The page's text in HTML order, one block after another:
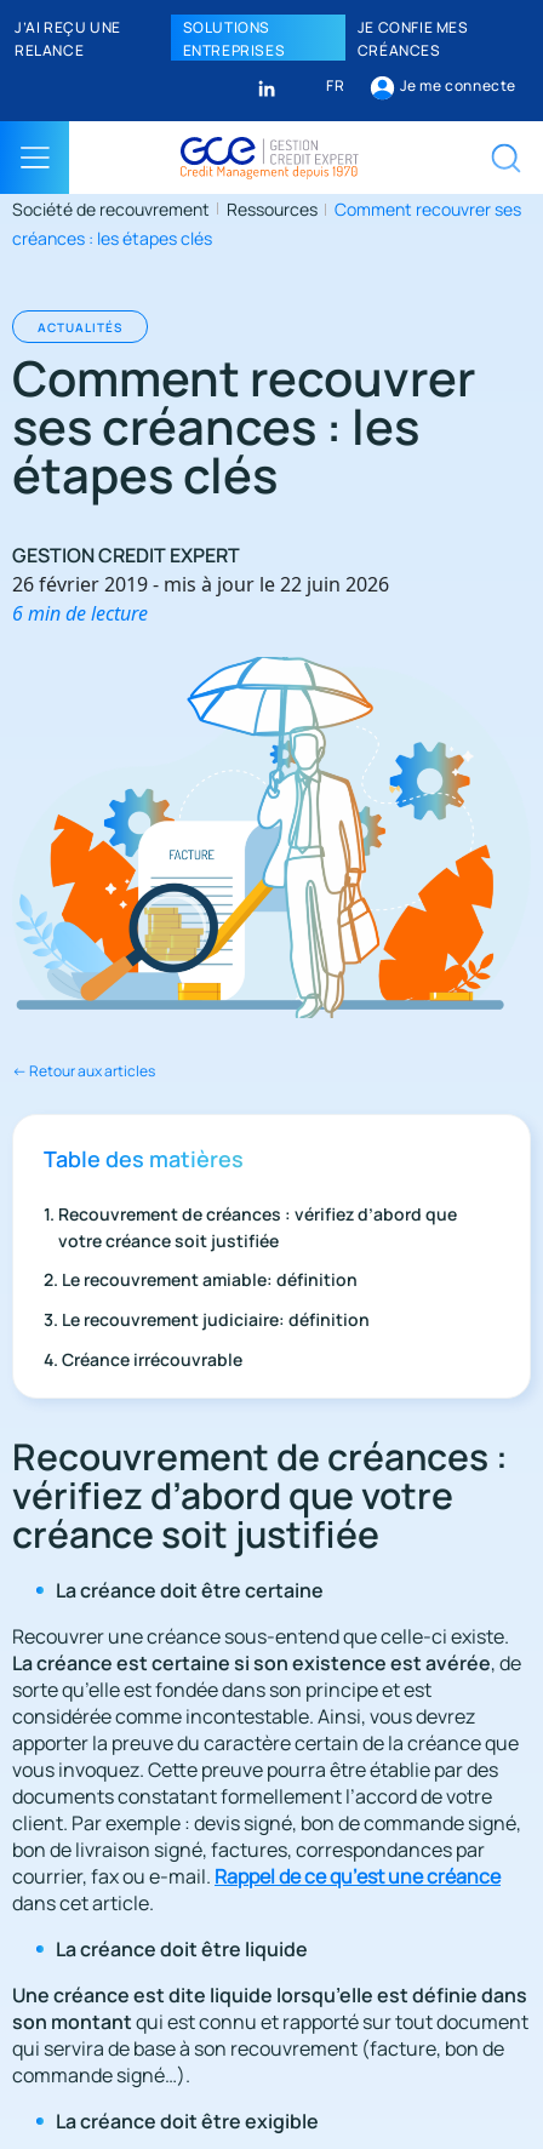
J’AI REÇU UNE
RELANCE
SOLUTIONS
ENTREPRISES
JE CONFIE MES
CRÉANCES
FR
Je me connecte
Société de recouvrement Ressources
Comment recouvrer ses
créances : les étapes clés
ACTUALITÉS
Comment recouvrer
ses créances : les
étapes clés
GESTION CREDIT EXPERT
26 février 2019 - mis à jour le 22 juin 2026
6 min de lecture
← Retour aux articles
Table des matières
Recouvrement de créances : vérifiez d’abord que
votre créance soit justifiée
Le recouvrement amiable: définition
Le recouvrement judiciaire: définition
Créance irrécouvrable
Recouvrement de créances :
vérifiez d’abord que votre
créance soit justifiée
La créance doit être certaine
Recouvrer une créance sous-entend que celle-ci existe.
La créance est certaine si son existence est avérée, de
sorte qu’elle est fondée dans son principe et est
considérée comme incontestable. Ainsi, vous devrez
apporter la preuve du caractère certain de la créance que
vous invoquez. Cette preuve pourra être établie par des
documents constatant formellement l’accord de votre
client. Par exemple : devis signé, bon de commande signé,
bon de livraison signé, factures, correspondances par
courrier, fax ou e-mail. Rappel de ce qu’est une créance
dans cet article.
La créance doit être liquide
Une créance est dite liquide lorsqu’elle est définie dans
son montantqui est connu et rapporté sur tout document
qui servira de base à son recouvrement (facture, bon de
commande signé…).
La créance doit être exigible